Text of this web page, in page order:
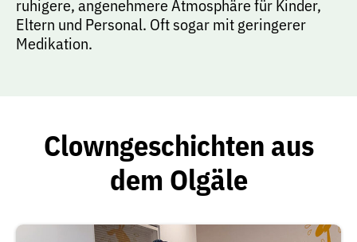
ruhigere, angenehmere Atmosphäre für Kinder,
Eltern und Personal. Oft sogar mit geringerer
Medikation.
Clowngeschichten aus
dem Olgäle